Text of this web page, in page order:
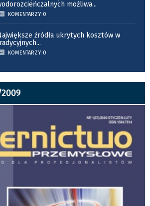
możliwa...
KOMENTARZY: 0
źródła ukrytych kosztów w
...
KOMENTARZY: 0